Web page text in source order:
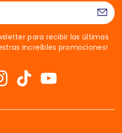
para recibir las últimas
increíbles promociones!